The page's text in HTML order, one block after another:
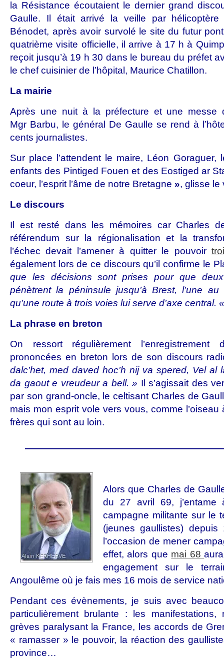
la Résistance écoutaient le dernier grand
Gaulle. Il était arrivé la veille par
Bénodet, après avoir survolé le site du futur
quatrième visite officielle, il arrive à 17 h à
reçoit jusqu’à 19 h 30 dans le bureau du préfet
le chef cuisinier de l’hôpital, Maurice Chatillon.
La mairie
Après une nuit à la préfecture et une messe
Mgr Barbu, le général De Gaulle se rend à
cents journalistes.
Sur place l’attendent le maire, Léon Goraguer,
enfants des Pintiged Fouen et des Eostiged ar
coeur, l’esprit l’âme de notre Bretagne », glisse le
Le discours
Il est resté dans les mémoires car Charles
référendum sur la régionalisation et la
l’échec devait l’amener à quitter le pouvoir
également lors de ce discours qu’il confirme le
que les décisions sont prises pour que
pénètrent la péninsule jusqu’à Brest, l’une
qu’une route à trois voies lui serve d’axe central.
La phrase en breton
On ressort régulièrement l’enregistrement
prononcées en breton lors de son discours
dalc’het, med daved hoc’h nij va spered, Vel
da gaout e vreudeur a bell. » Il s’agissait des
par son grand-oncle, le celtisant Charles de
mais mon esprit vole vers vous, comme l’oiseau
frères qui sont au loin.
Alors que Charles de
du 27 avril 69,
campagne militante sur le
(jeunes gaullistes)
l’occasion de mener
effet, alors que mai 68
engagement sur le
Angoulême où je fais mes 16 mois de service
Pendant ces évènements, je suis avec
particulièrement brulante : les
grèves paralysant la France, les accords de
« ramasser » le pouvoir, la réaction des
province…